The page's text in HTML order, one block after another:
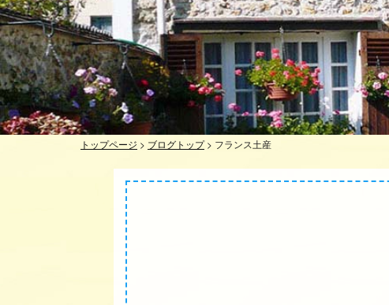
トップページ > ブログトップ> フランス土産